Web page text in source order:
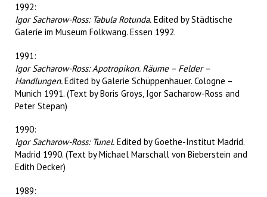
1992:
Igor Sacharow-Ross: Tabula Rotunda. Edited by Städtische
Galerie im Museum Folkwang. Essen 1992.
1991:
Igor Sacharow-Ross: Apotropikon. Räume – Felder –
Handlungen.Edited by Galerie Schüppenhauer. Cologne –
Munich 1991. (Text by Boris Groys, Igor Sacharow-Ross and
Peter Stepan)
1990:
Igor Sacharow-Ross: Tunel. Edited by Goethe-Institut Madrid.
Madrid 1990. (Text by Michael Marschall von Bieberstein and
Edith Decker)
1989: